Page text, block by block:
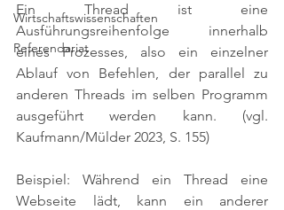
Wirtschaftswissenschaften
Referendariat
Ein Thread ist eine
Ausführungsreihenfolge innerhalb
eines Prozesses, also ein einzelner
Ablauf von Befehlen, der parallel zu
anderen Threads im selben Programm
ausgeführt werden kann. (vgl.
Kaufmann/Mülder 2023, S. 155)
Beispiel: Während ein Thread eine
Webseite lädt, kann ein anderer